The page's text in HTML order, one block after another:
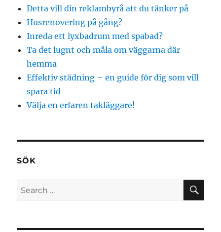
Detta vill din reklambyrå att du tänker på
Husrenovering på gång?
Inreda ett lyxbadrum med spabad?
Ta det lugnt och måla om väggarna där
hemma
Effektiv städning – en guide för dig som vill
spara tid
Välja en erfaren takläggare!
SÖK
Search
for: